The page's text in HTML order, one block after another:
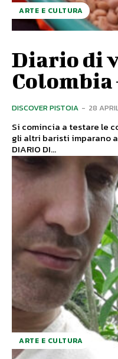
ARTE E CULTURA
Diario di
Colombia
DISCOVER PISTOIA - 28
Si comincia a testare le
gli altri baristi imparano
DIARIO DI...
ARTE E CULTURA